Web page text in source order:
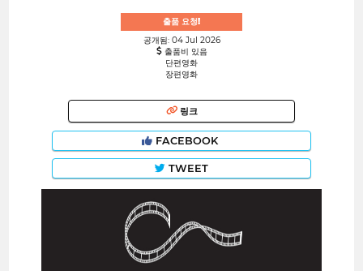
출품 요청!
공개됨: 04 Jul 2026
출품비 있음
단편영화
장편영화
링크
FACEBOOK
TWEET